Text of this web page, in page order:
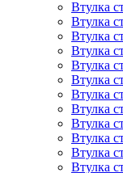
Втулка
Втулка
Втулка
Втулка
Втулка
Втулка
Втулка
Втулка
Втулка
Втулка
Втулка
Втулка